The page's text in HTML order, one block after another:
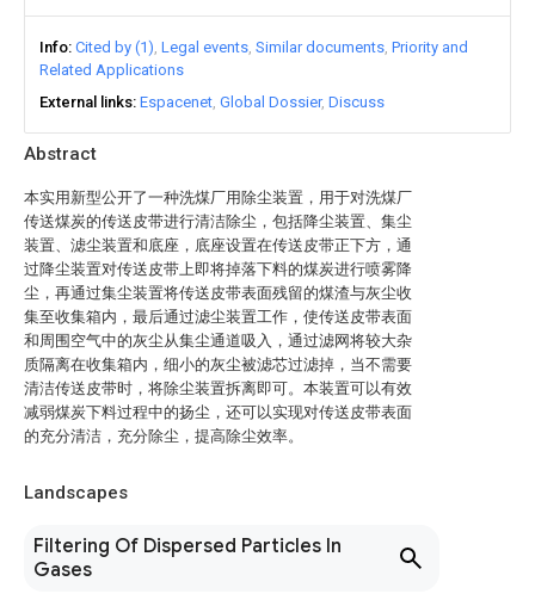
Abstract
本实用新型公开了一种洗煤厂用除尘装置，用于对洗煤厂
传送煤炭的传送皮带进行清洁除尘，包括降尘装置、集尘
装置、滤尘装置和底座，底座设置在传送皮带正下方，通
过降尘装置对传送皮带上即将掉落下料的煤炭进行喷雾降
尘，再通过集尘装置将传送皮带表面残留的煤渣与灰尘收
集至收集箱内，最后通过滤尘装置工作，使传送皮带表面
和周围空气中的灰尘从集尘通道吸入，通过滤网将较大杂
质隔离在收集箱内，细小的灰尘被滤芯过滤掉，当不需要
清洁传送皮带时，将除尘装置拆离即可。本装置可以有效
减弱煤炭下料过程中的扬尘，还可以实现对传送皮带表面
的充分清洁，充分除尘，提高除尘效率。
Landscapes
Filtering Of Dispersed Particles In
Gases
Info Cited by (1) Legal events Similar documents Priority and
Related Applications
External links Espacenet Global Dossier Discuss